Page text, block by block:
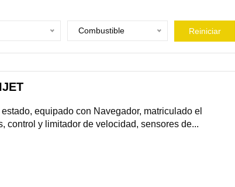
Combustible Reiniciar
equipado con Navegador, matriculado el
control y limitador de velocidad, sensores de...